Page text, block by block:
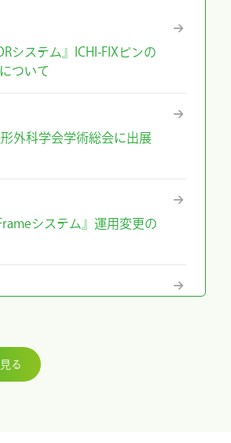
システム』ICHI-FIXピンの
ついて
外科学会学術総会に出展
システム』運用変更の
る